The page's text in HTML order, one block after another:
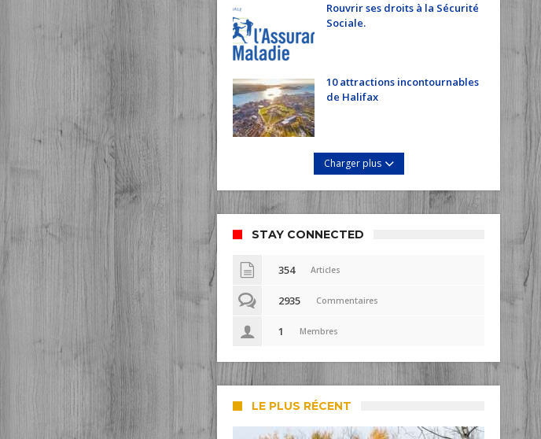
Rouvrir ses droits à la Sécurité
Sociale.
10 attractions incontournables
de Halifax
Charger plus
STAY CONNECTED
354 Articles
2935 Commentaires
1 Membres
LE PLUS RÉCENT